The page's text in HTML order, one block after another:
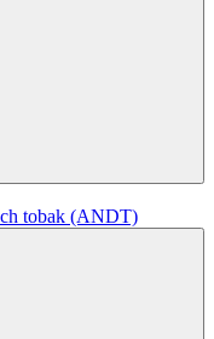
tobak (ANDT)